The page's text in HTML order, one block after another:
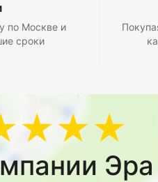
по Москве и
сроки
Эра